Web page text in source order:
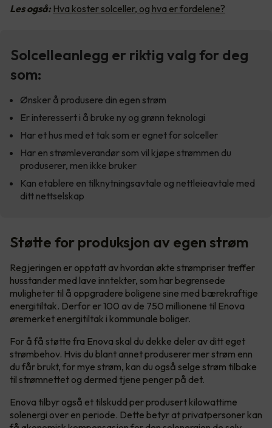
Les også: Hva koster solceller, og hva er fordelene?
Solcelleanlegg er riktig valg for deg
som:
Ønsker å produsere din egen strøm
Er interessert i å bruke ny og grønn teknologi
Har et hus med et tak som er egnet for solceller
Har en strømleverandør som vil kjøpe strømmen du
produserer, men ikke bruker
Kan etablere en tilknytningsavtale og nettleieavtale med
ditt nettselskap
Støtte for produksjon av egen strøm
Regjeringen er opptatt av hvordan økte strømpriser treffer
husstander med lave inntekter, som har begrensede
muligheter til å oppgradere boligene sine med bærekraftige
energitiltak. Derfor er 100 av de 750 millionene til Enova
øremerket energitiltak i kommunale boliger.
For å få støtte fra Enova skal du dekke deler av ditt eget
strømbehov. Hvis du blant annet produserer mer strøm enn
du får brukt, for mye strøm, kan du også selge strøm tilbake
til strømnettet og dermed tjene penger på det.
Enova tilbyr også et tilskudd per produsert kilowattime
solenergi over en periode. Dette betyr at privatpersoner kan